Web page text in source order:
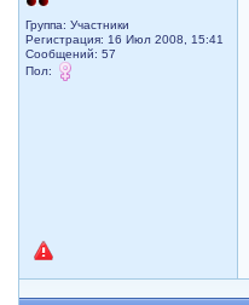
Группа: Участники
Регистрация: 16 Июл 2008, 15:41
Сообщений: 57
Пол: